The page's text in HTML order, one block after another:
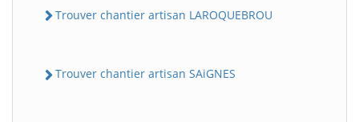
Trouver chantier artisan LAROQUEBROU
Trouver chantier artisan SAiGNES